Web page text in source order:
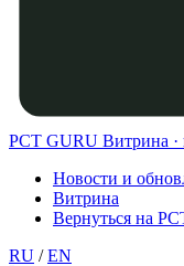
PCT GURU Витрина ·
Новости и
Витрина
Вернуться на
RU / EN